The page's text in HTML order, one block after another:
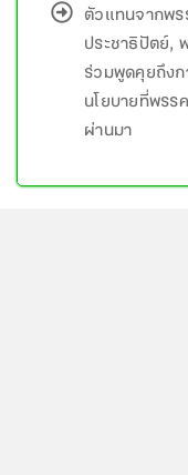
ตัวแทนจากพ
ประชาธิปัตย์,
ร่วมพูดคุยถึงก
นโยบายที่พรร
ผ่านมา